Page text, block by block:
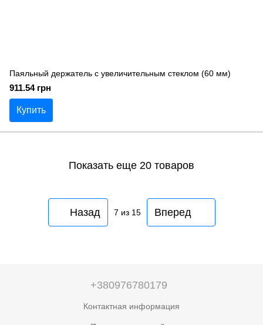
Паяльный держатель с увеличительным стеклом (60 мм)
911.54 грн
Купить
Показать еще 20 товаров
Назад 7 из 15 Вперед
+380976780179
Контактная информация